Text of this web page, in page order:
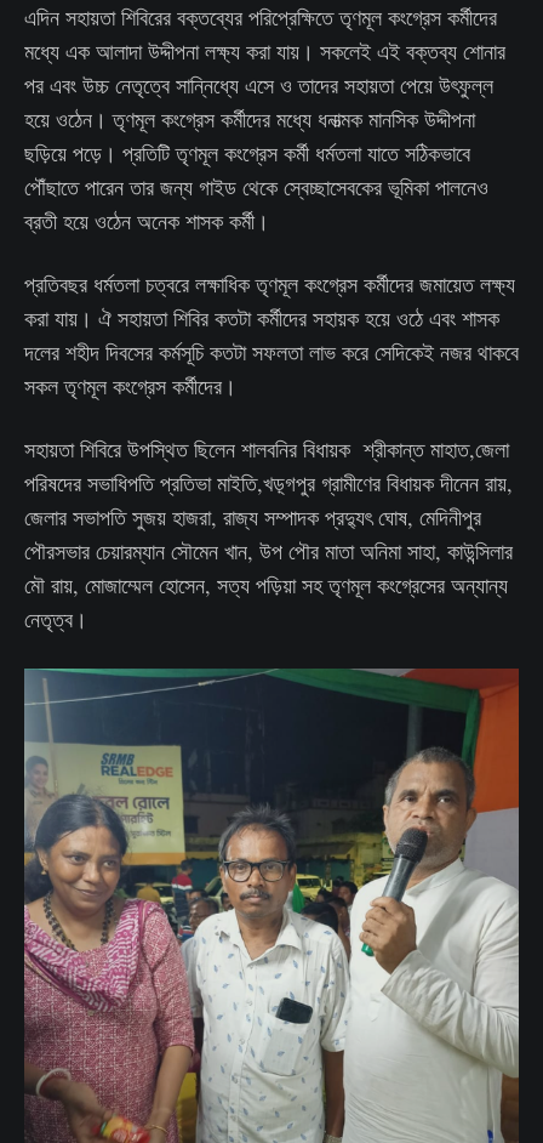
এদিন সহায়তা শিবিরের বক্তব্যের পরিপ্রেক্ষিতে তৃণমূল কংগ্রেস কর্মীদের
মধ্যে এক আলাদা উদ্দীপনা লক্ষ্য করা যায়। সকলেই এই বক্তব্য শোনার
পর এবং উচ্চ নেতৃত্বে সান্নিধ্যে এসে ও তাদের সহায়তা পেয়ে উৎফুল্ল
হয়ে ওঠেন। তৃণমূল কংগ্রেস কর্মীদের মধ্যে ধনাত্মক মানসিক উদ্দীপনা
ছড়িয়ে পড়ে। প্রতিটি তৃণমূল কংগ্রেস কর্মী ধর্মতলা যাতে সঠিকভাবে
পৌঁছাতে পারেন তার জন্য গাইড থেকে স্বেচ্ছাসেবকের ভূমিকা পালনেও
ব্রতী হয়ে ওঠেন অনেক শাসক কর্মী।
প্রতিবছর ধর্মতলা চত্বরে লক্ষাধিক তৃণমূল কংগ্রেস কর্মীদের জমায়েত লক্ষ্য
করা যায়। ঐ সহায়তা শিবির কতটা কর্মীদের সহায়ক হয়ে ওঠে এবং শাসক
দলের শহীদ দিবসের কর্মসূচি কতটা সফলতা লাভ করে সেদিকেই নজর থাকবে
সকল তৃণমূল কংগ্রেস কর্মীদের।
সহায়তা শিবিরে উপস্থিত ছিলেন শালবনির বিধায়ক শ্রীকান্ত মাহাত,জেলা
পরিষদের সভাধিপতি প্রতিভা মাইতি,খড়্গপুর গ্রামীণের বিধায়ক দীনেন রায়,
জেলার সভাপতি সুজয় হাজরা, রাজ্য সম্পাদক প্রদ্যুৎ ঘোষ, মেদিনীপুর
পৌরসভার চেয়ারম্যান সৌমেন খান, উপ পৌর মাতা অনিমা সাহা, কাউন্সিলার
মৌ রায়, মোজাম্মেল হোসেন, সত্য পড়িয়া সহ তৃণমূল কংগ্রেসের অন্যান্য
নেতৃত্ব।